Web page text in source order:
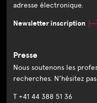
adresse électronique.
Newsletter inscription
Presse
Nous soutenons les
recherches. N’hésitez
T +41 44 388 51 36